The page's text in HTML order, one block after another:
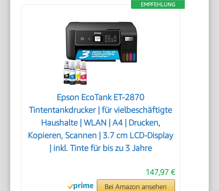
EMPFEHLUNG
Epson EcoTank ET-2870
Tintentankdrucker | für vielbeschäftigte
Haushalte | WLAN | A4 | Drucken,
Kopieren, Scannen | 3.7 cm LCD-Display
| inkl. Tinte für bis zu 3 Jahre
147,97 €
Bei Amazon ansehen